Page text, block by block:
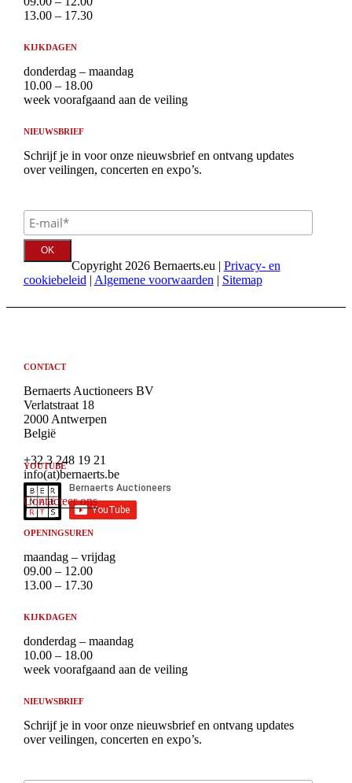
13.00 – 17.30
KIJKDAGEN
donderdag – maandag
10.00 – 18.00
week voorafgaand aan de veiling
NIEUWSBRIEF
Schrijf je in voor onze nieuwsbrief en ontvang updates
over veilingen, concerten en expo’s.
YOUTUBE
Copyright 2026 Bernaerts.eu | Privacy- en
cookiebeleid | Algemene voorwaarden | Sitemap
CONTACT
Bernaerts Auctioneers BV
Verlatstraat 18
2000 Antwerpen
België
+32 3 248 19 21
info(at)bernaerts.be
Contacteer ons
OPENINGSUREN
maandag – vrijdag
09.00 – 12.00
13.00 – 17.30
KIJKDAGEN
donderdag – maandag
10.00 – 18.00
week voorafgaand aan de veiling
NIEUWSBRIEF
Schrijf je in voor onze nieuwsbrief en ontvang updates
over veilingen, concerten en expo’s.